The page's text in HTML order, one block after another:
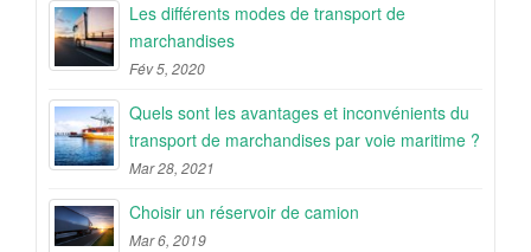
Les différents modes de transport de
marchandises
Fév 5, 2020
Quels sont les avantages et inconvénients du
transport de marchandises par voie maritime ?
Mar 28, 2021
Choisir un réservoir de camion
Mar 6, 2019